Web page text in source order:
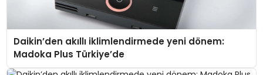
Daikin’den akıllı iklimlendirmede yeni dönem:
Madoka Plus Türkiye’de